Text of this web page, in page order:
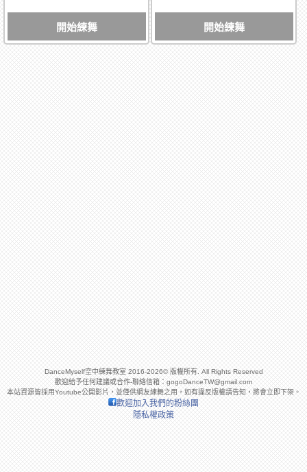
開始練舞 開始練舞
DanceMyself空中練舞教室 2016-2026© 版權所有. All Rights Reserved
歡迎給予任何建議或合作-聯絡信箱： gogoDanceTW@gmail.com
本站資源皆採用Youtube公開影片，並僅供網友練舞之用，如有違反版權請告知，將會立即下架。
歡迎加入我們的粉絲團
隱私權政策